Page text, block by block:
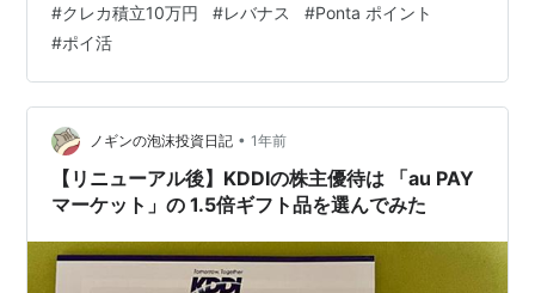
ると、Ponta ポイント 1% 還元されます。分配金がわり
ですね。 2025.07.04 (668日目残高)ａｕＡＭレバレッジ
ＮＡＳＤＡＱ１００基準価格：¥20,774取得額：
¥2,166,199評価額：¥2,746,619損益(%…
#クレカ積立10万円 #レバナス #Ponta ポイント
#ポイ活
ノギンの泡沫投資日記 • 1年前
【リニューアル後】KDDIの株主優待は 「au PAY
マーケット」の 1.5倍ギフト品を選んでみた